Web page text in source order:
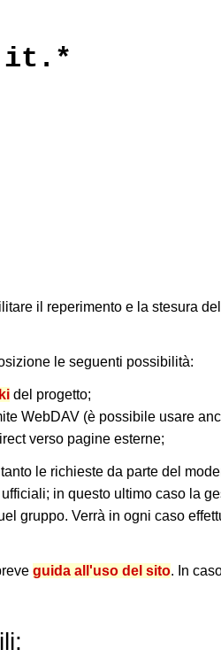
it.*
il reperimento e la stesura
le seguenti possibilità:
del progetto;
WebDAV (è possibile usare
verso pagine esterne;
le richieste da parte del
in questo ultimo caso la
gruppo. Verrà in ogni caso
guida all'uso del sito. In